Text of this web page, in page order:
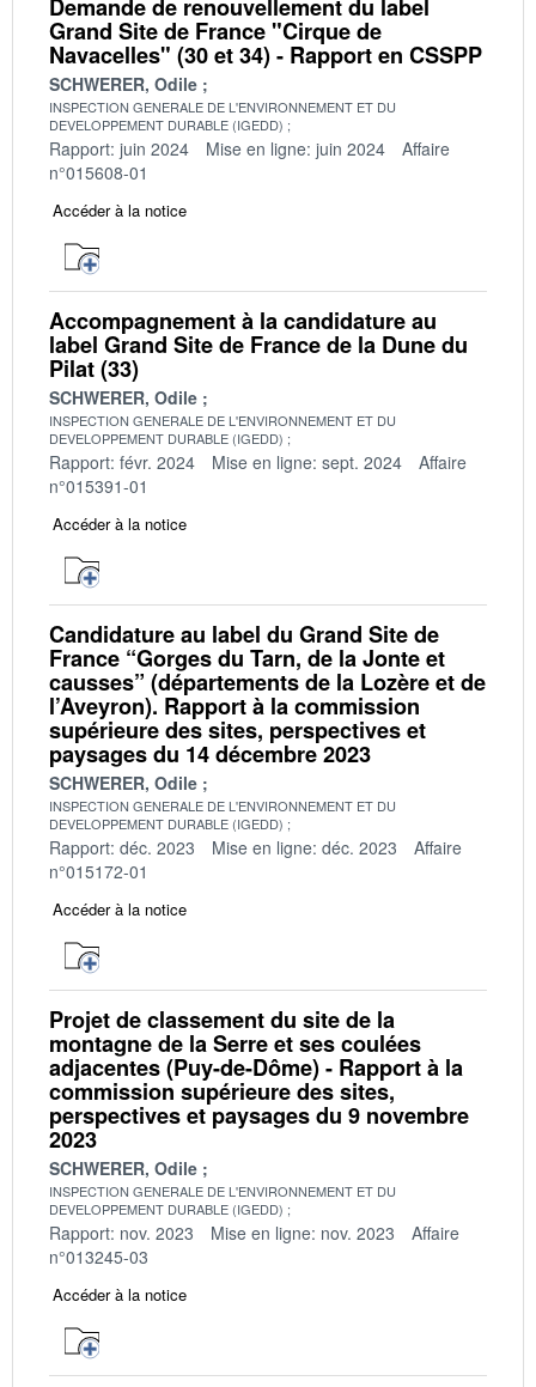
Demande de renouvellement du label
Grand Site de France "Cirque de
Navacelles" (30 et 34) - Rapport en CSSPP
SCHWERER, Odile
INSPECTION GENERALE DE L'ENVIRONNEMENT ET DU
DEVELOPPEMENT DURABLE (IGEDD)
Rapport: juin 2024 Mise en ligne: juin 2024
Affaire
n°015608-01
Accéder à la notice
Accompagnement à la candidature au
label Grand Site de France de la Dune du
Pilat (33)
SCHWERER, Odile
INSPECTION GENERALE DE L'ENVIRONNEMENT ET DU
DEVELOPPEMENT DURABLE (IGEDD)
Rapport: févr. 2024 Mise en ligne: sept. 2024
Affaire
n°015391-01
Accéder à la notice
Candidature au label du Grand Site de
France “Gorges du Tarn, de la Jonte et
causses” (départements de la Lozère et de
l’Aveyron). Rapport à la commission
supérieure des sites, perspectives et
paysages du 14 décembre 2023
SCHWERER, Odile
INSPECTION GENERALE DE L'ENVIRONNEMENT ET DU
DEVELOPPEMENT DURABLE (IGEDD)
Rapport: déc. 2023 Mise en ligne: déc. 2023
Affaire
n°015172-01
Accéder à la notice
Projet de classement du site de la
montagne de la Serre et ses coulées
adjacentes (Puy-de-Dôme) - Rapport à la
commission supérieure des sites,
perspectives et paysages du 9 novembre
2023
SCHWERER, Odile
INSPECTION GENERALE DE L'ENVIRONNEMENT ET DU
DEVELOPPEMENT DURABLE (IGEDD)
Rapport: nov. 2023 Mise en ligne: nov. 2023
Affaire
n°013245-03
Accéder à la notice